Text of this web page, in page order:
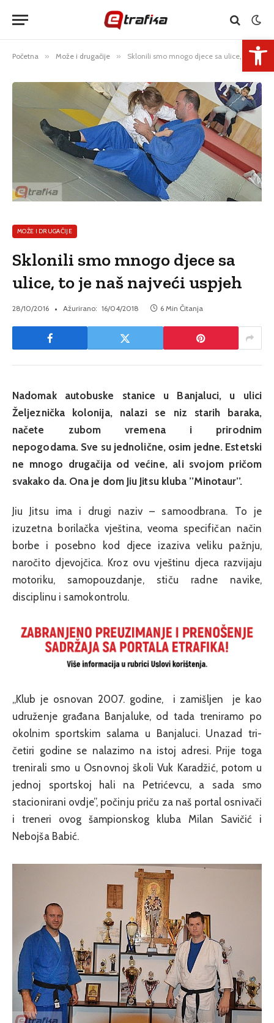
Početna » Može i drugačije » Sklonili smo mnogo djece sa ulice, to je naš najveći uspjeh
MOŽE I DRUGAČIJE
Sklonili smo mnogo djece sa
ulice, to je naš najveći uspjeh
28/10/2016 Ažurirano: 16/04/2018 6 Min Čitanja
Nadomak autobuske stanice u Banjaluci, u ulici
Željeznička kolonija, nalazi se niz starih baraka,
načete zubom vremena i prirodnim
nepogodama. Sve su jednolične, osim jedne. Estetski
ne mnogo drugačija od većine, ali svojom pričom
svakako da. Ona je dom Jiu Jitsu kluba ’’Minotaur’’.
Jiu Jitsu ima i drugi naziv – samoodbrana. To je
izuzetna borilačka vještina, veoma specifičan način
borbe i posebno kod djece izaziva veliku pažnju,
naročito djevojčica. Kroz ovu vještinu djeca razvijaju
motoriku, samopouzdanje, stiču radne navike,
disciplinu i samokontrolu.
„Klub je osnovan 2007. godine, i zamišljen je kao
udruženje građana Banjaluke, od tada treniramo po
okolnim sportskim salama u Banjaluci. Unazad tri-
četiri godine se nalazimo na istoj adresi. Prije toga
trenirali smo u Osnovnoj školi Vuk Karadžić, potom u
jednoj sportskoj hali na Petrićevcu, a sada smo
stacionirani ovdje”, počinju priču za naš portal osnivači
i treneri ovog šampionskog kluba Milan Savičić i
Nebojša Babić.